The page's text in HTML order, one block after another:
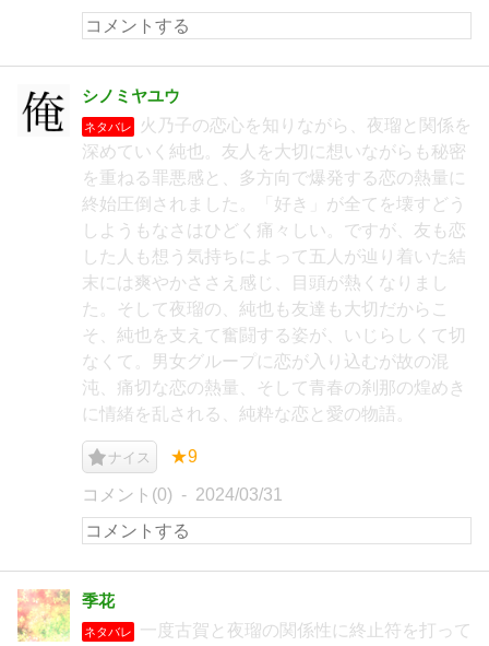
シノミヤユウ
ネタバレ
火乃子の恋心を知りながら、夜瑠と関係を
深めていく純也。友人を大切に想いながらも秘密
を重ねる罪悪感と、多方向で爆発する恋の熱量に
終始圧倒されました。「好き」が全てを壊すどう
しようもなさはひどく痛々しい。ですが、友も恋
した人も想う気持ちによって五人が辿り着いた結
末には爽やかささえ感じ、目頭が熱くなりまし
た。そして夜瑠の、純也も友達も大切だからこ
そ、純也を支えて奮闘する姿が、いじらしくて切
なくて。男女グループに恋が入り込むが故の混
沌、痛切な恋の熱量、そして青春の刹那の煌めき
に情緒を乱される、純粋な恋と愛の物語。
ナイス ★9
コメント(0) 2024/03/31
季花
ネタバレ
一度古賀と夜瑠の関係性に終止符を打って